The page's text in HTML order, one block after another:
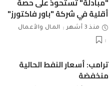
أقلية في شركة "باور فاكتورز"
منذ 3 أشهر المال والأعمال
ترامب: أسعار النفط الحالية
منخفضة